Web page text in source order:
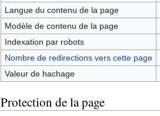
Langue du contenu de la page
Modèle de contenu de la page
Indexation par robots
Nombre de redirections vers cette page
Valeur de hachage
Protection de la page